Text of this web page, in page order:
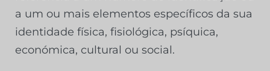
a um ou mais elementos específicos da sua
identidade física, fisiológica, psíquica,
económica, cultural ou social.